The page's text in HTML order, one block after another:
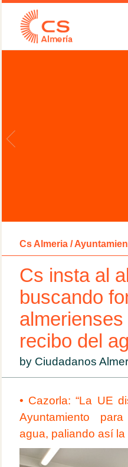
Cs Almeria /
Cs insta al
buscando
recibo del
by Ciudadanos
• Cazorla: “La UE
Ayuntamiento
agua, paliando así